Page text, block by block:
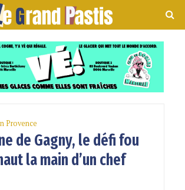
Provence
de Gagny, le défi fou
la main d’un chef